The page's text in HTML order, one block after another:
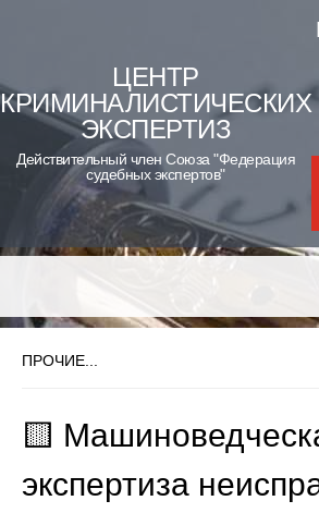
content
ЦЕНТР
КРИМИНАЛИСТИЧЕСКИХ
ЭКСПЕРТИЗ
Действительный член Союза "Федерация
судебных экспертов"
ПРОЧИЕ...
🟨
экспертиза